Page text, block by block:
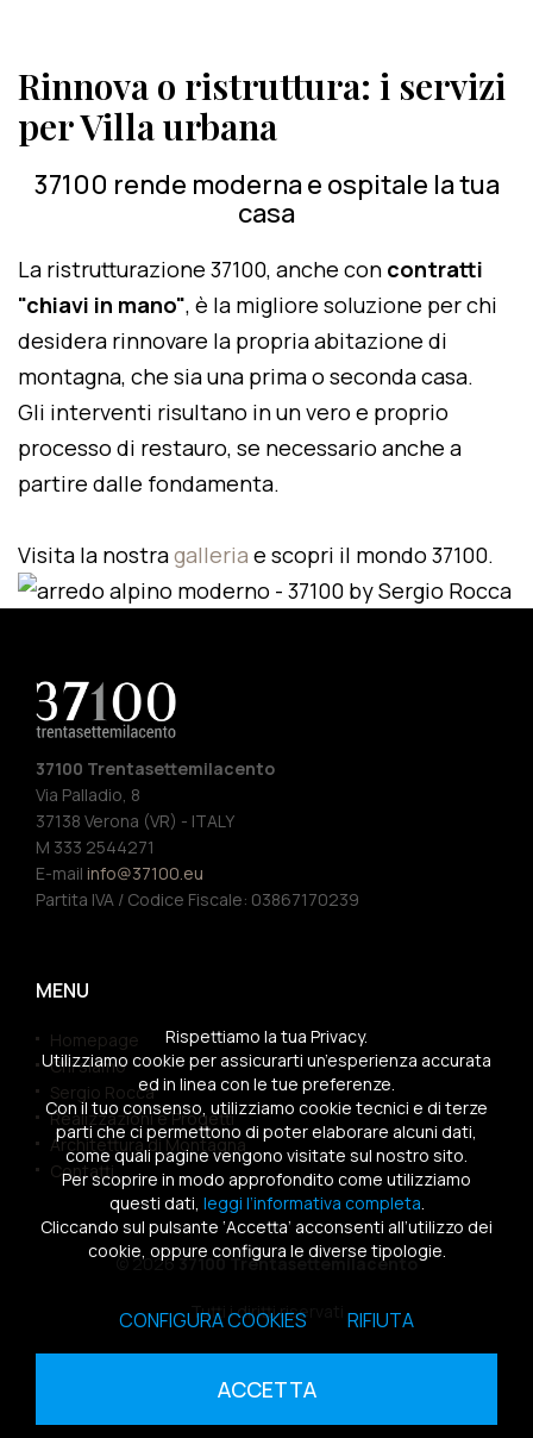
Rinnova o ristruttura: i servizi
per Villa urbana
37100 rende moderna e ospitale la tua
casa
La ristrutturazione 37100, anche con contratti
"chiavi in mano", è la migliore soluzione per chi
desidera rinnovare la propria abitazione di
montagna, che sia una prima o seconda casa.
Gli interventi risultano in un vero e proprio
processo di restauro, se necessario anche a
partire dalle fondamenta.
Visita la nostragalleria e scopri il mondo 37100.
37100 Trentasettemilacento
Via Palladio, 8
37138 Verona (VR) - ITALY
M 333 2544271
E-mail info@37100.eu
Partita IVA / Codice Fiscale: 03867170239
MENU
Homepage
Chi siamo
Sergio Rocca
Realizzazioni e Progetti
Architettura di Montagna
Contatti
© 202637100 Trentasettemilacento
Tutti i diritti riservati
Sitemap|Privacy Policy|Cookies Policy
Rispettiamo la tua Privacy.
Utilizziamo cookie per assicurarti un’esperienza accurata
ed in linea con le tue preferenze.
Con il tuo consenso, utilizziamo cookie tecnici e di terze
parti che ci permettono di poter elaborare alcuni dati,
come quali pagine vengono visitate sul nostro sito.
Per scoprire in modo approfondito come utilizziamo
questi dati, leggi l’informativa completa.
Cliccando sul pulsante ‘Accetta’ acconsenti all’utilizzo dei
cookie, oppure configura le diverse tipologie.
CONFIGURA COOKIES RIFIUTA
ACCETTA